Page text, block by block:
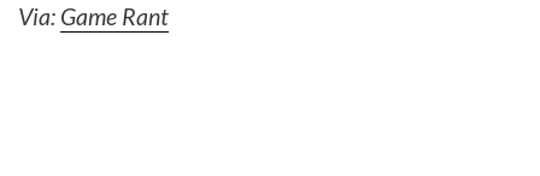
Via: Game Rant